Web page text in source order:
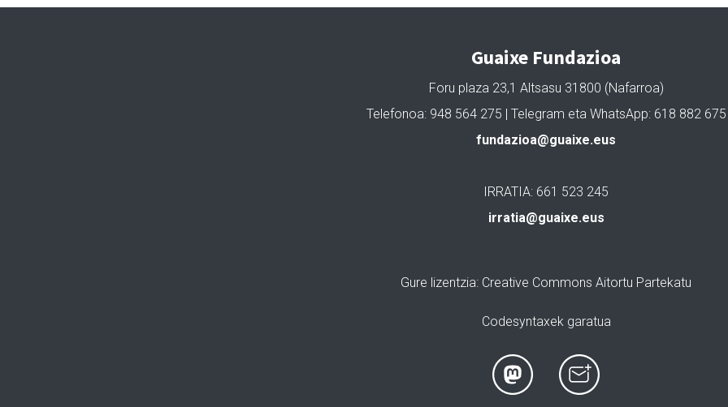
Guaixe Fundazioa
Foru plaza 23,1 Altsasu 31800 (Nafarroa)
Telefonoa: 948 564 275 | Telegram eta WhatsApp: 618 882 675
fundazioa@guaixe.eus
IRRATIA: 661 523 245
irratia@guaixe.eus
Gure lizentzia: Creative Commons Aitortu Partekatu
Codesyntaxek garatua